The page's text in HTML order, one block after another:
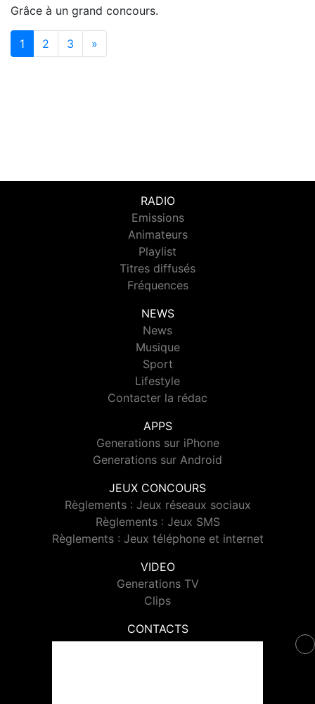
Grâce à un grand concours.
1 (current)
2 3 »
RADIO
Emissions
Animateurs
Playlist
Titres diffusés
Fréquences
NEWS
News
Musique
Sport
Lifestyle
Contacter la rédac
APPS
Generations sur iPhone
Generations sur Android
JEUX CONCOURS
Règlements : Jeux réseaux sociaux
Règlements : Jeux SMS
Règlements : Jeux téléphone et internet
VIDEO
Generations TV
Clips
CONTACTS
Contacter Generations